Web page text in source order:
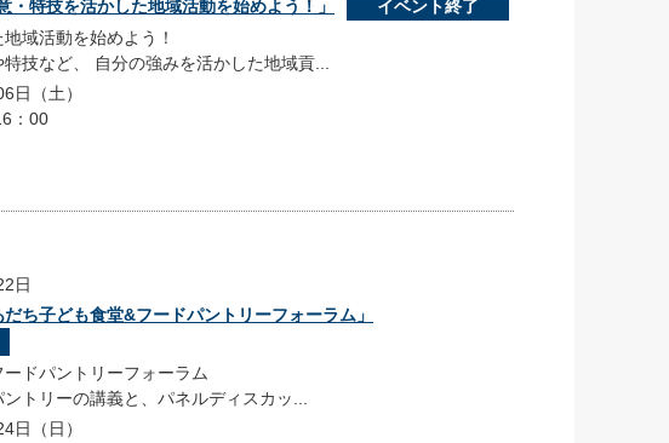
・特技を活かした地域活動を始めよう！」
イベント終了
域活動を始めよう！
技など、 自分の強みを活かした地域貢...
日（土）
：00
日
ち子ども食堂&フードパントリーフォーラム」
ドパントリーフォーラム
トリーの講義と、パネルディスカッ...
日（日）